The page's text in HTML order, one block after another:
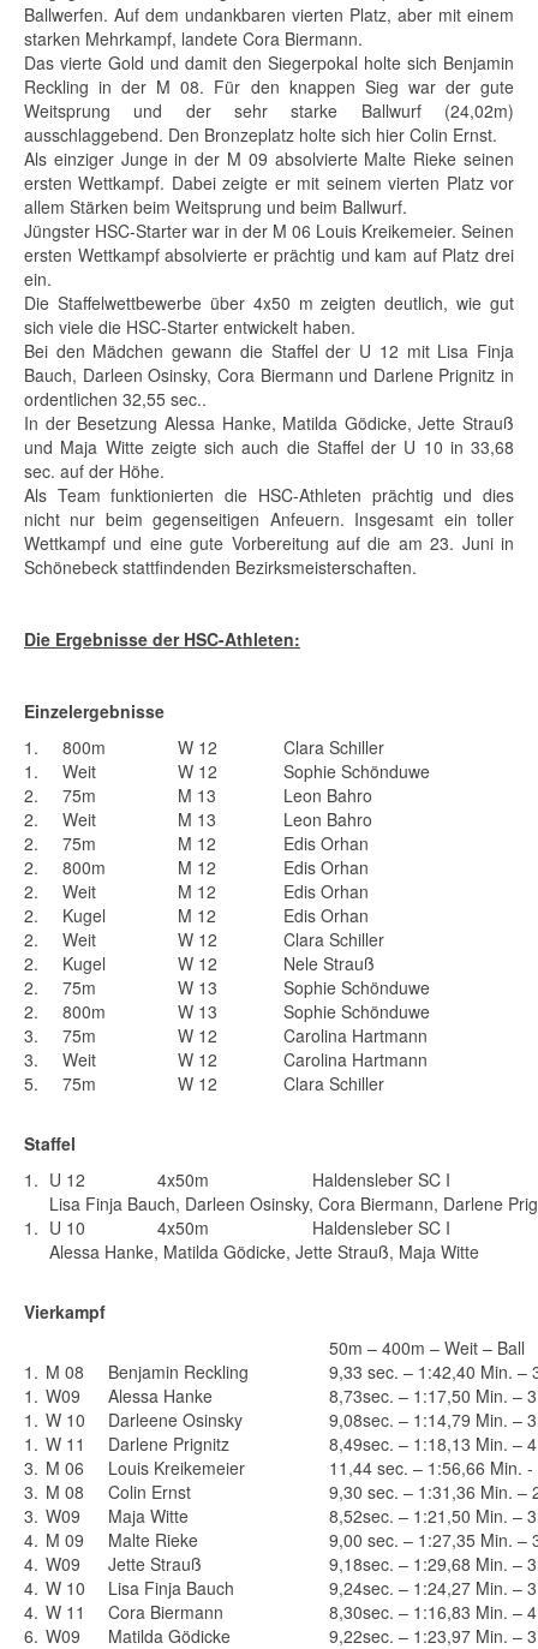
Ballwerfen. Auf dem undankbaren vierten Platz, aber mit einem
starken Mehrkampf, landete Cora Biermann.
Das vierte Gold und damit den Siegerpokal holte sich Benjamin
Reckling in der M 08. Für den knappen Sieg war der gute
Weitsprung und der sehr starke Ballwurf (24,02m)
ausschlaggebend. Den Bronzeplatz holte sich hier Colin Ernst.
Als einziger Junge in der M 09 absolvierte Malte Rieke seinen
ersten Wettkampf. Dabei zeigte er mit seinem vierten Platz vor
allem Stärken beim Weitsprung und beim Ballwurf.
Jüngster HSC-Starter war in der M 06 Louis Kreikemeier. Seinen
ersten Wettkampf absolvierte er prächtig und kam auf Platz drei
ein.
Die Staffelwettbewerbe über 4x50 m zeigten deutlich, wie gut
sich viele die HSC-Starter entwickelt haben.
Bei den Mädchen gewann die Staffel der U 12 mit Lisa Finja
Bauch, Darleen Osinsky, Cora Biermann und Darlene Prignitz in
ordentlichen 32,55 sec..
In der Besetzung Alessa Hanke, Matilda Gödicke, Jette Strauß
und Maja Witte zeigte sich auch die Staffel der U 10 in 33,68
sec. auf der Höhe.
Als Team funktionierten die HSC-Athleten prächtig und dies
nicht nur beim gegenseitigen Anfeuern. Insgesamt ein toller
Wettkampf und eine gute Vorbereitung auf die am 23. Juni in
Schönebeck stattfindenden Bezirksmeisterschaften.
Die Ergebnisse der HSC-Athleten:
Einzelergebnisse
1.
800m W 12
Clara Schiller
1.
Weit W 12
Sophie Schönduwe
2.
75m M 13
Leon Bahro
2.
Weit M 13
Leon Bahro
2.
75m M 12
Edis Orhan
2.
800m M 12
Edis Orhan
2.
Weit M 12
Edis Orhan
2.
Kugel M 12
Edis Orhan
2.
Weit W 12
Clara Schiller
2.
Kugel W 12
Nele Strauß
2.
75m W 13
Sophie Schönduwe
2.
800m W 13
Sophie Schönduwe
3.
75m W 12
Carolina Hartmann
3.
Weit W 12
Carolina Hartmann
5.
75m W 12 Clara Schiller
Staffel
1. U 12 4x50m
Haldensleber SC I
Lisa Finja Bauch, Darleen Osinsky, Cora Biermann, Darlene
1. U 10 4x50m
Haldensleber SC I
Alessa Hanke, Matilda Gödicke, Jette Strauß, Maja Witte
Vierkampf
50m – 400m – Weit – Ball
1. M 08 Benjamin Reckling
9,33 sec. – 1:42,40 Min. –
1. W09 Alessa Hanke
8,73sec. – 1:17,50 Min. –
1. W 10 Darleene Osinsky
9,08sec. – 1:14,79 Min. –
1. W 11 Darlene Prignitz
8,49sec. – 1:18,13 Min. –
3. M 06 Louis Kreikemeier
11,44 sec. – 1:56,66 Min.
3. M 08 Colin Ernst
9,30 sec. – 1:31,36 Min. –
3. W09 Maja Witte
8,52sec. – 1:21,50 Min. –
4. M 09 Malte Rieke
9,00 sec. – 1:27,35 Min. –
4. W09 Jette Strauß
9,18sec. – 1:29,68 Min. –
4. W 10 Lisa Finja Bauch
9,24sec. – 1:24,27 Min. –
4. W 11 Cora Biermann
8,30sec. – 1:16,83 Min. –
6. W09 Matilda Gödicke 9,22sec. – 1:23,97 Min. –